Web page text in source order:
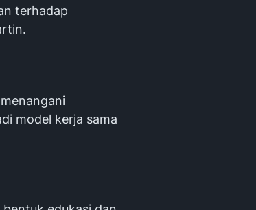
terhadap
model kerja sama